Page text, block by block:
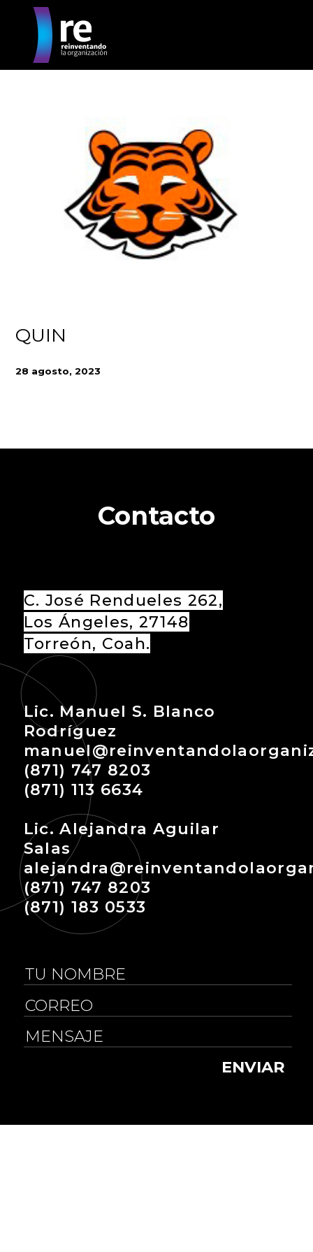
QUIN
28 agosto, 2023
Contacto
C. José Rendueles 262,
Los Ángeles, 27148
Torreón, Coah.
Lic. Manuel S. Blanco
Rodríguez
(871) 747 8203
(871) 113 6634
Lic. Alejandra Aguilar
Salas
(871) 747 8203
(871) 183 0533